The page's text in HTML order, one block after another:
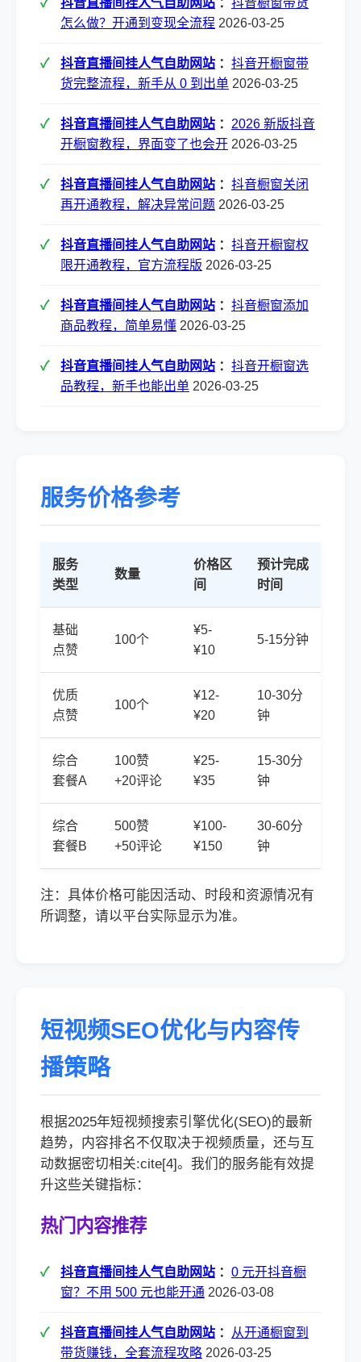
抖音直播间挂人气自助网站 ： 抖音橱窗带货
怎么做？开通到变现全流程 2026-03-25
抖音直播间挂人气自助网站 ： 抖音开橱窗带
货完整流程，新手从 0 到出单 2026-03-25
抖音直播间挂人气自助网站 ： 2026 新版抖音
开橱窗教程，界面变了也会开 2026-03-25
抖音直播间挂人气自助网站 ： 抖音橱窗关闭
再开通教程，解决异常问题 2026-03-25
抖音直播间挂人气自助网站 ： 抖音开橱窗权
限开通教程，官方流程版 2026-03-25
抖音直播间挂人气自助网站 ： 抖音橱窗添加
商品教程，简单易懂 2026-03-25
抖音直播间挂人气自助网站 ： 抖音开橱窗选
品教程，新手也能出单 2026-03-25
服务价格参考
服务
类型
数量
价格区
间
预计完成
时间
基础
点赞
100个
¥5-
¥10
5-15分钟
优质
点赞
100个
¥12-
¥20
10-30分
钟
综合
套餐A
100赞
+20评论
¥25-
¥35
15-30分
钟
综合
套餐B
500赞
+50评论
¥100-
¥150
30-60分
钟
注：具体价格可能因活动、时段和资源情况有
所调整，请以平台实际显示为准。
短视频SEO优化与内容传
播策略
根据2025年短视频搜索引擎优化(SEO)的最新
趋势，内容排名不仅取决于视频质量，还与互
动数据密切相关:cite[4]。我们的服务能有效提
升这些关键指标：
热门内容推荐
抖音直播间挂人气自助网站 ： 0 元开抖音橱
窗？不用 500 元也能开通 2026-03-08
抖音直播间挂人气自助网站 ：
从开通橱窗到
带货赚钱，全套流程攻略 2026-03-25